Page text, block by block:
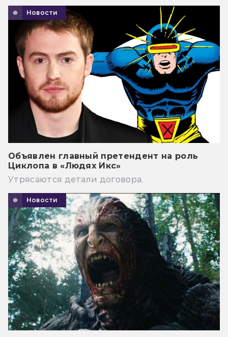
Новости
Объявлен главный претендент на роль
Циклопа в «Людях Икс»
Утрясаются детали договора.
Новости